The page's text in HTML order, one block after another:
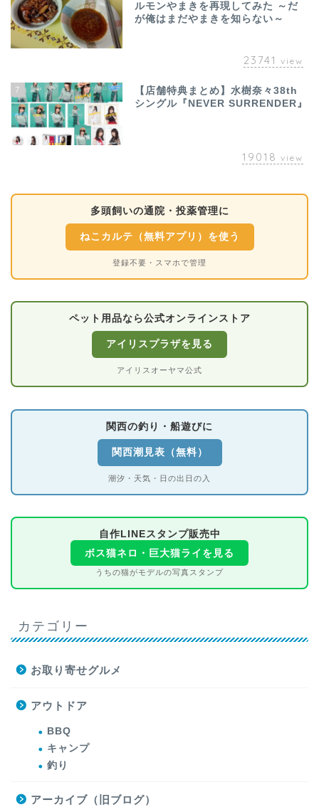
ルモンやまきを再現してみた ～だ
が俺はまだやまきを知らない～
23741 view
7
【店舗特典まとめ】水樹奈々38th
シングル『NEVER SURRENDER』
19018 view
多頭飼いの通院・投薬管理に
ねこカルテ（無料アプリ）を使う
登録不要・スマホで管理
ペット用品なら公式オンラインストア
アイリスプラザを見る
アイリスオーヤマ公式
関西の釣り・船遊びに
関西潮見表（無料）
潮汐・天気・日の出日の入
自作LINEスタンプ販売中
ボス猫ネロ・巨大猫ライを見る
うちの猫がモデルの写真スタンプ
カテゴリー
お取り寄せグルメ
アウトドア
BBQ
キャンプ
釣り
アーカイブ（旧ブログ）